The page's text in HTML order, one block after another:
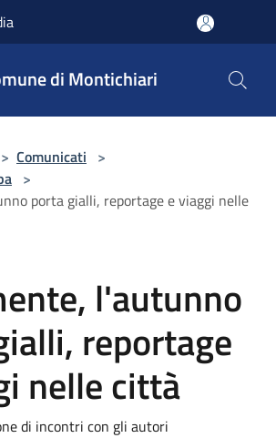
di Montichiari
> Comunicati >
>
porta gialli, reportage e viaggi nelle
l'autunno
reportage
nelle città
di incontri con gli autori